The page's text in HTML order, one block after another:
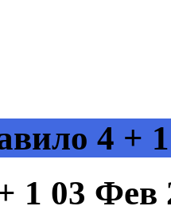
4 + 1
1 03 Фев